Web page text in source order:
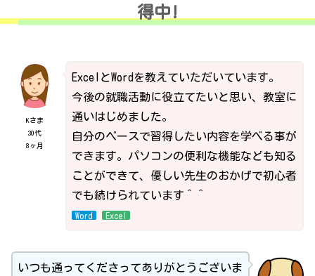
得中!
Kさま
30代
8ヶ月
ExcelとWordを教えていただいています。
今後の就職活動に役立てたいと思い、教室に
通いはじめました。
自分のペースで習得したい内容を学べる事が
できます。パソコンの便利な機能なども知る
ことができて、優しい先生のおかげで初心者
でも続けられています＾＾
Word Excel
いつも通ってくださってありがとうございま